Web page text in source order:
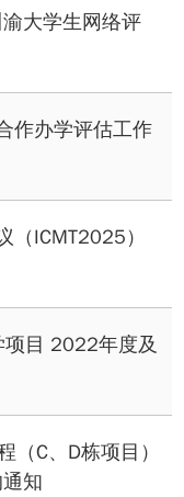
渝大学生网络评
作办学评估工作
ICMT2025）
目 2022年度及
（C、D栋项目）
知